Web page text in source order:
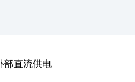
部直流供电